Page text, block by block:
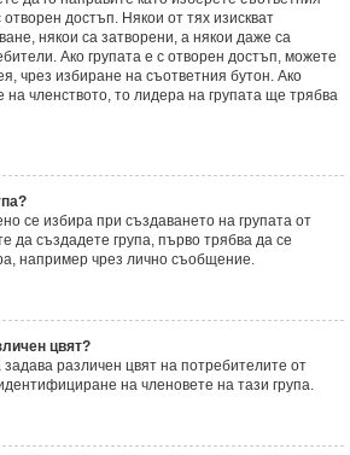
отворен достъп. Някои от тях изискват
някои са затворени, а някои даже са
Ако групата е с отворен достъп, можете
чрез избиране на съответния бутон. Ако
на членството, то лидера на групата ще трябва
се избира при създаването на групата от
да създадете група, първо трябва да се
например чрез лично съобщение.
цвят?
различен цвят на потребителите от
на членовете на тази група.